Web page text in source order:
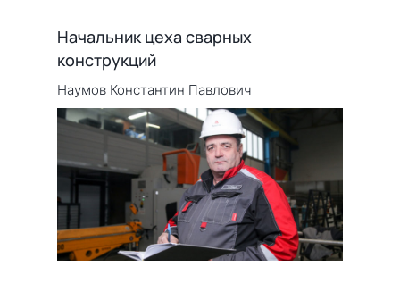
Начальник цеха сварных
конструкций
Наумов Константин Павлович